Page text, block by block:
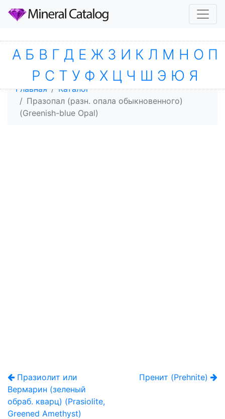
Главная
Каталог
Празопал (разн. опала обыкновенного)
(Greenish-blue Opal)
Празиолит или
Вермарин (зеленый
обраб. кварц) (Prasiolite,
Greened Amethyst)
Пренит (Prehnite)
А Б В Г Д Е Ж З И К Л М Н О П
Р С Т У Ф Х Ц Ч Ш Э Ю Я